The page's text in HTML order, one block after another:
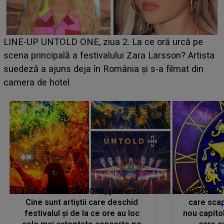
Ce a dezvăluit noua concurentă din "Casa Iubirii" l-a
luat prin surprindere pe Emanuel. CINE ESTE
BĂIATUL VIZAT de Alexandra?! Aflându-se în fața
faptului împlinit, A RECUNOSCUT IMEDIAT: "Am
LINE-UP UNTOLD ONE, prima zi.
Cine sunt artiștii care deschid
festivalul și de la ce ore au loc
care
nou